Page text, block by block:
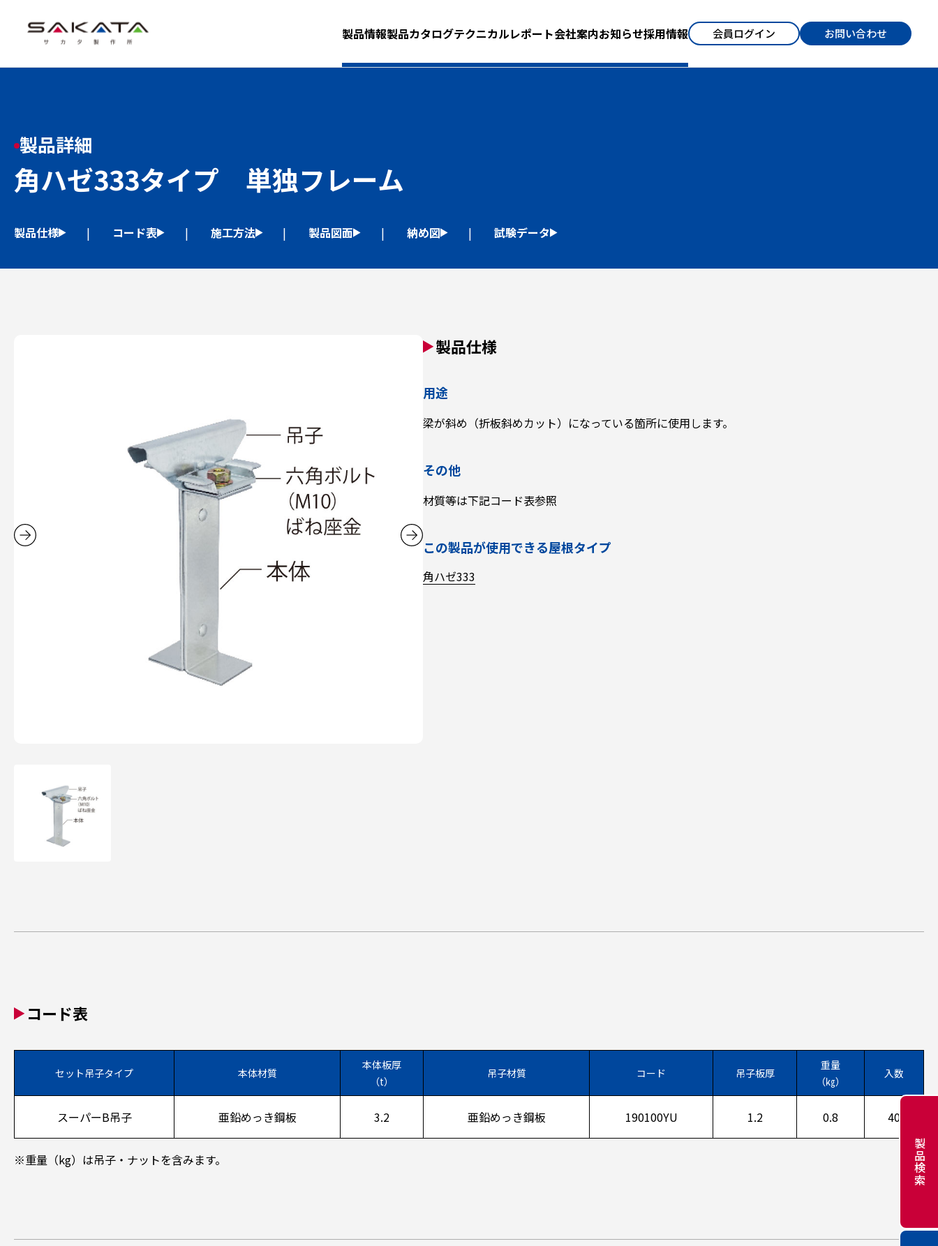
製品情報製品カタログテクニカルレポート会社案内お知らせ採用情報 会員ログイン お問い合わせ
製品検索
製品詳細
角ハゼ333タイプ 単独フレーム
製品仕様 コード表 施工方法 製品図面 納め図 試験データ
製品仕様
用途
梁が斜め（折板斜めカット）になっている箇所に使用します。
その他
材質等は下記コード表参照
この製品が使用できる屋根タイプ
角ハゼ333
コード表
セット吊子タイプ 本体材質
本体板厚
（t）
吊子材質 コード 吊子板厚
重量
（㎏）
入数
スーパーB吊子 亜鉛めっき鋼板 3.2 亜鉛めっき鋼板 190100YU 1.2 0.8 40
※重量（kg）は吊子・ナットを含みます。